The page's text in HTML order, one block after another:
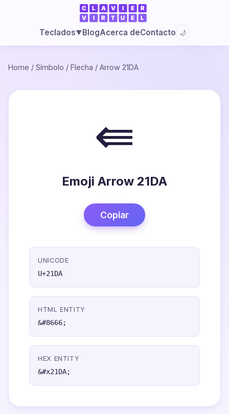
Teclados▼BlogAcerca deContacto 🌙
Home / Símbolo / Flecha / Arrow 21DA
⇚
Emoji Arrow 21DA
Copiar
UNICODE
U+21DA
HTML ENTITY
&#8666;
HEX ENTITY
&#x21DA;